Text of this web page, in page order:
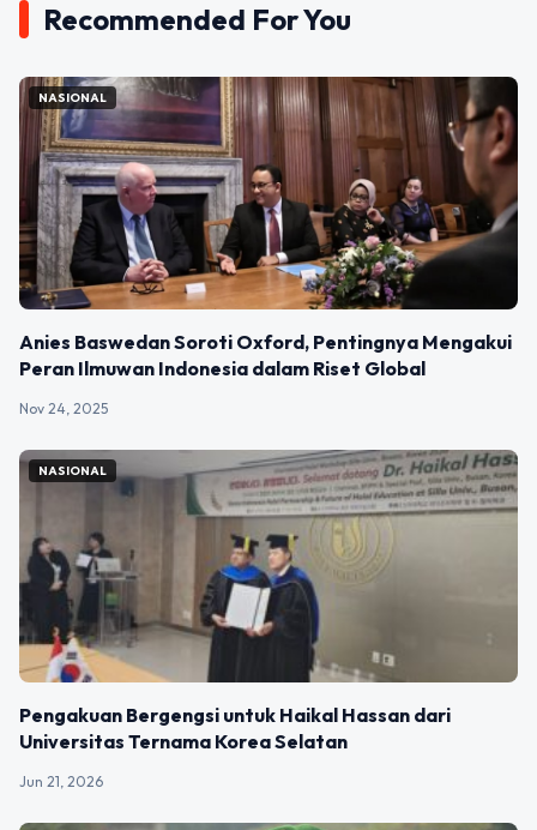
Recommended For You
NASIONAL
Anies Baswedan Soroti Oxford, Pentingnya Mengakui
Peran Ilmuwan Indonesia dalam Riset Global
Nov 24, 2025
NASIONAL
Pengakuan Bergengsi untuk Haikal Hassan dari
Universitas Ternama Korea Selatan
Jun 21, 2026